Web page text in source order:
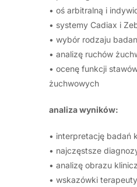
• oś arbitralną i
• systemy Cadiax i
• wybór rodzaju
• analizę ruchów
• ocenę funkcji
żuchwowych
analiza wyników:
• interpretację badań
• najczęstsze
• analizę obrazu
• wskazówki